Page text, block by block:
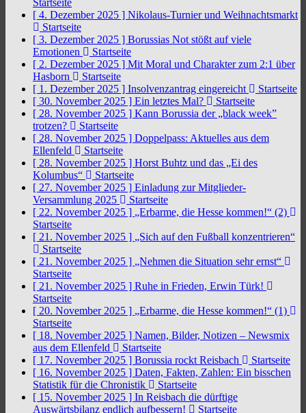
Startseite
[ 4. Dezember 2025 ] Nikolaus-Turnier und Weihnachtsmarkt
Startseite
[ 3. Dezember 2025 ] Borussias Not stößt auf viele
Emotionen
Startseite
[ 2. Dezember 2025 ] Mit Moral und Charakter zum 2:1 über
Hasborn
Startseite
[ 1. Dezember 2025 ] Insolvenzantrag eingereicht
Startseite
[ 30. November 2025 ] Ein letztes Mal?
Startseite
[ 28. November 2025 ] Kann Borussia der „black week”
trotzen?
Startseite
[ 28. November 2025 ] Doppelpass: Aktuelles aus dem
Ellenfeld
Startseite
[ 28. November 2025 ] Horst Buhtz und das „Ei des
Kolumbus“
Startseite
[ 27. November 2025 ] Einladung zur Mitglieder-
Versammlung 2025
Startseite
[ 22. November 2025 ] „Erbarme, die Hesse kommen!“ (2)
Startseite
[ 21. November 2025 ] „Sich auf den Fußball konzentrieren“
Startseite
[ 21. November 2025 ] „Nehmen die Situation sehr ernst“
Startseite
[ 21. November 2025 ] Ruhe in Frieden, Erwin Türk!
Startseite
[ 20. November 2025 ] „Erbarme, die Hesse kommen!“ (1)
Startseite
[ 18. November 2025 ] Namen, Bilder, Notizen – Newsmix
aus dem Ellenfeld
Startseite
[ 17. November 2025 ] Borussia rockt Reisbach
Startseite
[ 16. November 2025 ] Daten, Fakten, Zahlen: Ein bisschen
Statistik für die Chronistik
Startseite
[ 15. November 2025 ] In Reisbach die dürftige
Auswärtsbilanz endlich aufbessern!
Startseite